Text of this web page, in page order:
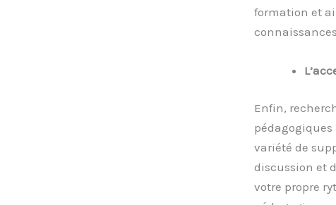
formation et
Enfin,
pédagogiques
variété de
discussion et
votre propre